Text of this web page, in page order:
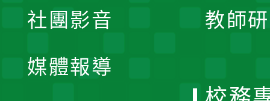
教師
社團影音
媒體報導